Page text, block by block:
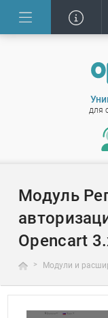
для
Модуль
Opencart
Модули и